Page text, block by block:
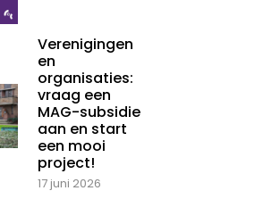
Verenigingen
en
organisaties:
vraag een
MAG-subsidie
aan en start
een mooi
project!
17 juni 2026